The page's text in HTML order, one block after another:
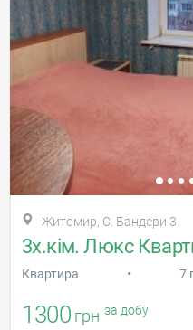
Житомир, С. Бандери 3
3х.кім. Люкс
Квартира • 7
1300 грн за добу